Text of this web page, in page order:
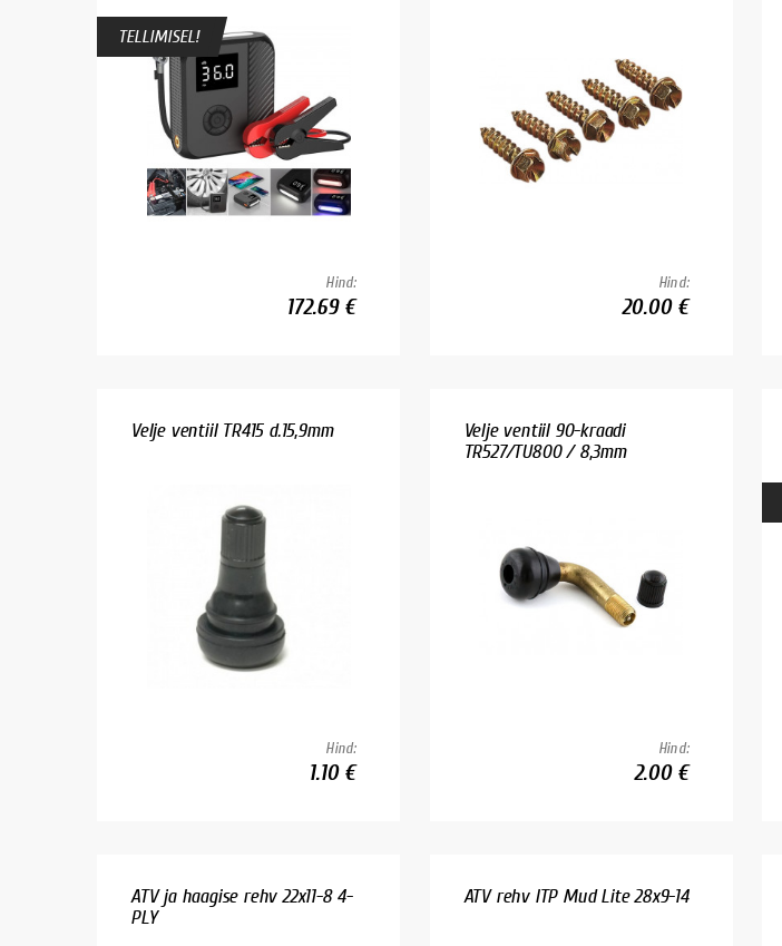
TELLIMISEL!
Hind:
172.69 €
Hind:
20.00 €
Velje ventiil TR415 d.15,9mm
Hind:
1.10 €
Velje ventiil 90-kraadi
TR527/TU800 / 8,3mm
Hind:
2.00 €
ATV ja haagise rehv 22x11-8 4-
PLY
ATV rehv ITP Mud Lite 28x9-14